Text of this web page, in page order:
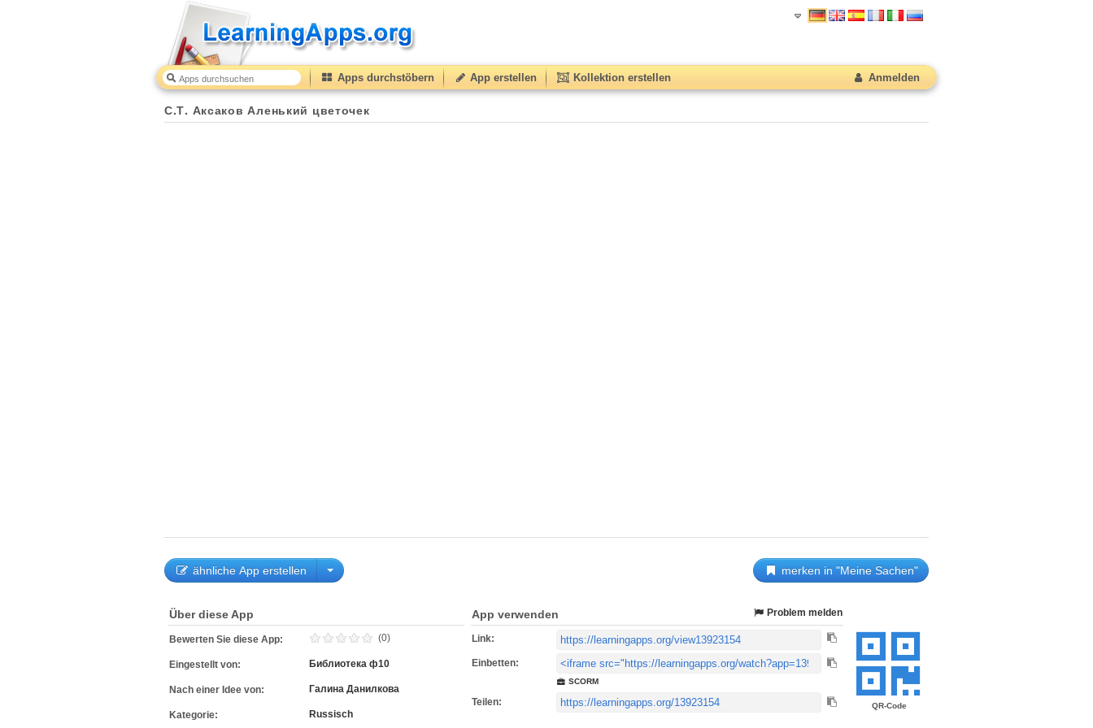
Apps durchstöbern App erstellen Kollektion erstellen Anmelden
С.Т. Аксаков Аленький цветочек
ähnliche App erstellen merken in "Meine Sachen"
QR-Code
Über diese App
Bewerten Sie diese App: (0)
Eingestellt von: Библиотека ф10
Nach einer Idee von: Галина Данилкова
Kategorie: Russisch
App verwenden Problem melden
Link:
Einbetten:
SCORM
Teilen: